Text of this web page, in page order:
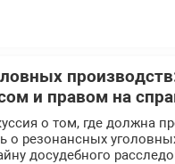
и правом на
о том, где должна
о резонансных
досудебного